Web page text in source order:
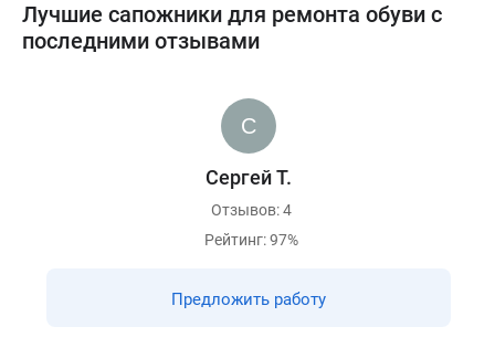
Лучшие сапожники для ремонта обуви с
последними отзывами
Сергей Т.
Отзывов: 4
Рейтинг: 97%
Предложить работу